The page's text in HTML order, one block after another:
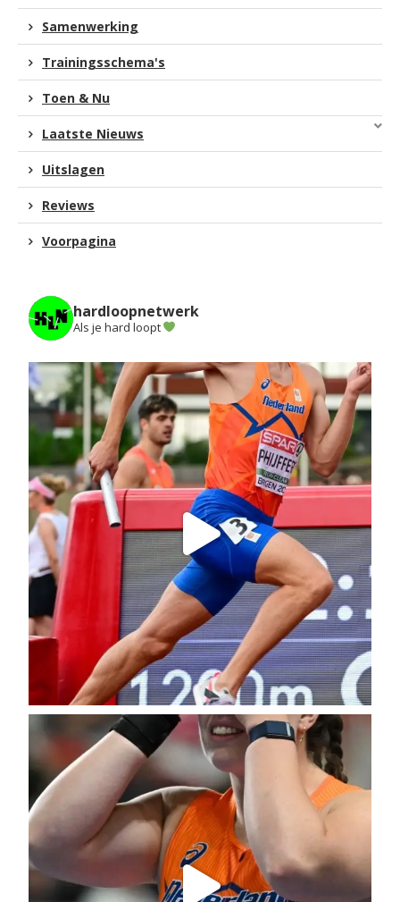
Samenwerking
Trainingsschema's
Toen & Nu
Laatste Nieuws
Uitslagen
Reviews
Voorpagina
hardloopnetwerk
Als je hard loopt